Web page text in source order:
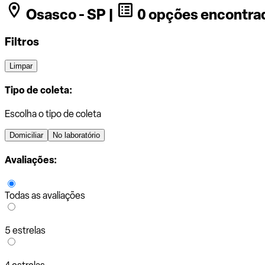
Osasco - SP | 0 opções
Filtros
Limpar
Tipo de coleta:
Escolha o tipo de coleta
Domiciliar No laboratório
Avaliações:
Todas as avaliações
5 estrelas